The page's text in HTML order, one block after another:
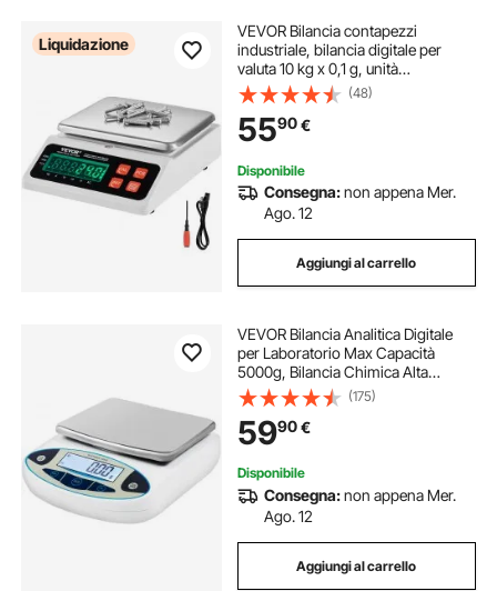
Liquidazione
VEVOR Bilancia contapezzi
industriale, bilancia digitale per
valuta 10 kg x 0,1 g, unità
g/kg/lb/oz/ct, bilancia elettronica
per conteggio inventario con
display LED uso commerciale
(48)
5590€
Disponibile
Consegna:non appena Mer.
Ago. 12
Aggiungi al carrello
VEVOR Bilancia Analitica Digitale
per Laboratorio Max Capacità
5000g, Bilancia Chimica Alta
Precisione 0.01g, Bilancia Tecnica
applicata a Laboratori, Università,
Aziende, Industrie, Gioiellieri ecc
(175)
5990€
Disponibile
Consegna:non appena Mer.
Ago. 12
Aggiungi al carrello